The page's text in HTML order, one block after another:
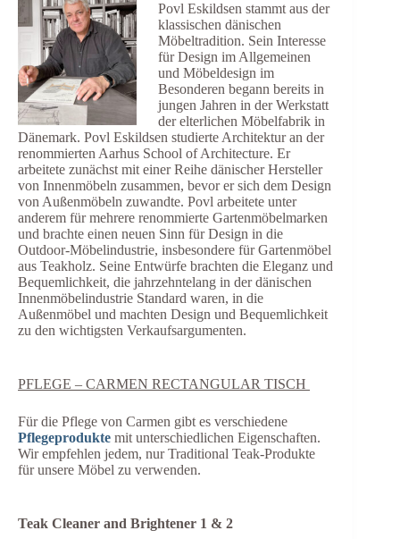
Povl Eskildsen stammt aus der
klassischen dänischen
Möbeltradition. Sein Interesse
für Design im Allgemeinen
und Möbeldesign im
Besonderen begann bereits in
jungen Jahren in der Werkstatt
der elterlichen Möbelfabrik in
Dänemark. Povl Eskildsen studierte Architektur an der
renommierten Aarhus School of Architecture. Er
arbeitete zunächst mit einer Reihe dänischer Hersteller
von Innenmöbeln zusammen, bevor er sich dem Design
von Außenmöbeln zuwandte. Povl arbeitete unter
anderem für mehrere renommierte Gartenmöbelmarken
und brachte einen neuen Sinn für Design in die
Outdoor-Möbelindustrie, insbesondere für Gartenmöbel
aus Teakholz. Seine Entwürfe brachten die Eleganz und
Bequemlichkeit, die jahrzehntelang in der dänischen
Innenmöbelindustrie Standard waren, in die
Außenmöbel und machten Design und Bequemlichkeit
zu den wichtigsten Verkaufsargumenten.
PFLEGE – CARMEN RECTANGULAR TISCH
Für die Pflege von Carmen gibt es verschiedene
Pflegeprodukte mit unterschiedlichen Eigenschaften.
Wir empfehlen jedem, nur Traditional Teak-Produkte
für unsere Möbel zu verwenden.
Teak Cleaner and Brightener 1 & 2